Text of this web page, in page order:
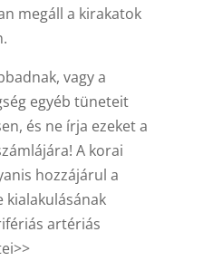
megáll a kirakatok
vagy a
egyéb tüneteit
és ne írja ezeket a
A korai
hozzájárul a
kialakulásának
artériás